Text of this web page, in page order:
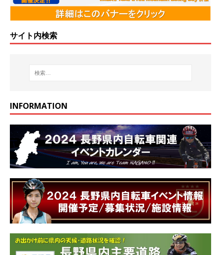
サイト内検索
INFORMATION